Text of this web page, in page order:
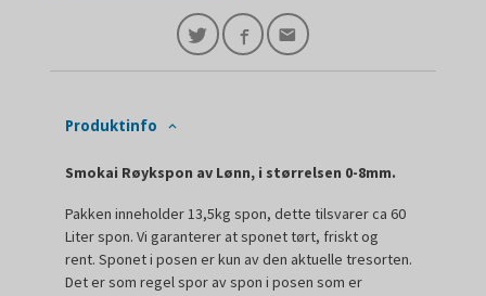
Produktinfo
Smokai Røykspon av Lønn, i størrelsen 0-8mm.
Pakken inneholder 13,5kg spon, dette tilsvarer ca 60
Liter spon. Vi garanterer at sponet tørt, friskt og
rent. Sponet i posen er kun av den aktuelle tresorten.
Det er som regel spor av spon i posen som er